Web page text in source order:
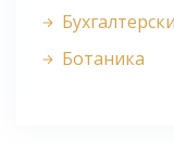
Ботаника